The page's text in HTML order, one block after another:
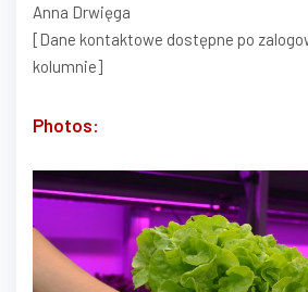
Anna Drwięga
[Dane kontaktowe dostępne po
kolumnie]
Photos: